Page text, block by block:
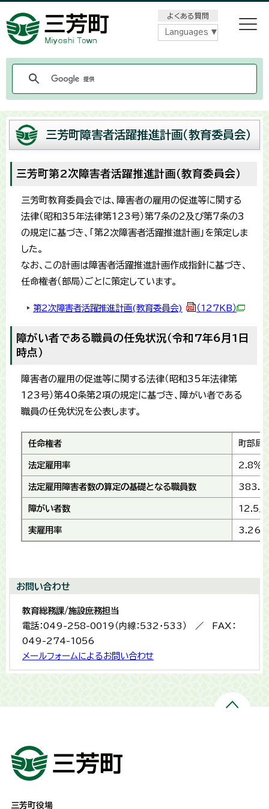
よくある質問
Languages
三芳町障害者活躍推進計画（教育委員会）
三芳町第2次障害者活躍推進計画（教育委員会）
三芳町教育委員会では、障害者の雇用の促進等に関する
法律（昭和35年法律第123号）第7条の2及び第7条の3
の規定に基づき、「第2次障害者活躍推進計画」を策定しま
した。
なお、この計画は障害者活躍推進計画作成指針に基づき、
任命権者（部局）ごとに策定しています。
第2次障害者活躍推進計画(教育委員会) （127KB）
障がい者である職員の任免状況（令和7年6月1日
時点）
障害者の雇用の促進等に関する法律（昭和35年法律第
123号）第40条第2項の規定に基づき、障がい者である
職員の任免状況を公表します。
任命権者 町部局
法定雇用率 2.8％
法定雇用障害者数の算定の基礎となる職員数 383.5
障がい者数 12.5人
実雇用率 3.26％
お問い合わせ
教育総務課/施設庶務担当
電話：049-258-0019（内線：532・533） ／ FAX：
049-274-1056
メールフォームによるお問い合わせ
三芳町役場